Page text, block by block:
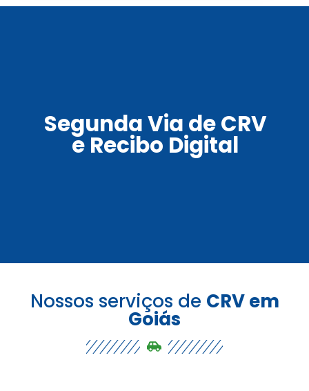
Segunda Via de CRV
e Recibo Digital
Nossos serviços de CRV em
Goiás